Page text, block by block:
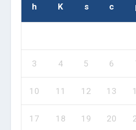
h K s c
3 4 5 6
10 11 12 13
17 18 19 20